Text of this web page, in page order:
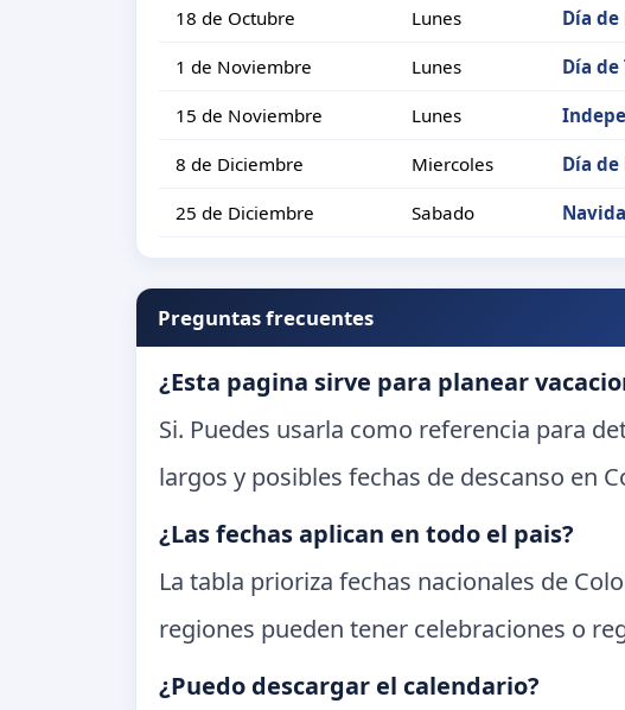
18 de Octubre Lunes Día de
1 de Noviembre Lunes Día de
15 de Noviembre Lunes
8 de Diciembre Miercoles Día
25 de Diciembre Sabado
Preguntas frecuentes
¿Esta pagina sirve para planear
Si. Puedes usarla como referencia para
largos y posibles fechas de descanso en
¿Las fechas aplican en todo el pais?
La tabla prioriza fechas nacionales de
regiones pueden tener celebraciones o
¿Puedo descargar el calendario?